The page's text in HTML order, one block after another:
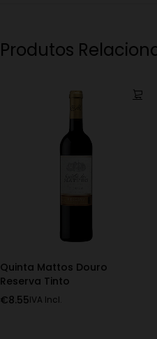
Produtos
Quinta Mattos Douro
Reserva Tinto
€8.55IVA Incl.